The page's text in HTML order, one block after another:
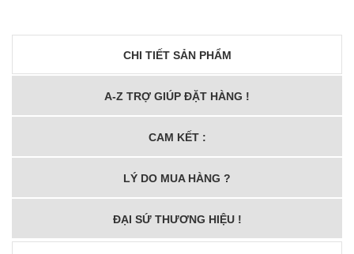
CHI TIẾT SẢN PHẨM
A-Z TRỢ GIÚP ĐẶT HÀNG !
CAM KẾT :
LÝ DO MUA HÀNG ?
ĐẠI SỨ THƯƠNG HIỆU !